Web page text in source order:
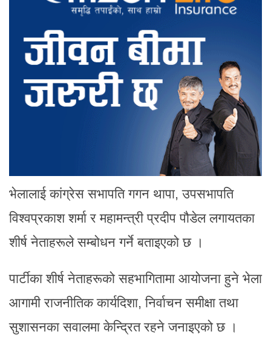
भेलालाई कांग्रेस सभापति गगन थापा, उपसभापति
विश्वप्रकाश शर्मा र महामन्त्री प्रदीप पौडेल लगायतका
शीर्ष नेताहरूले सम्बोधन गर्ने बताइएको छ ।
पार्टीका शीर्ष नेताहरूको सहभागितामा आयोजना हुने भेला
आगामी राजनीतिक कार्यदिशा, निर्वाचन समीक्षा तथा
सुशासनका सवालमा केन्द्रित रहने जनाइएको छ ।